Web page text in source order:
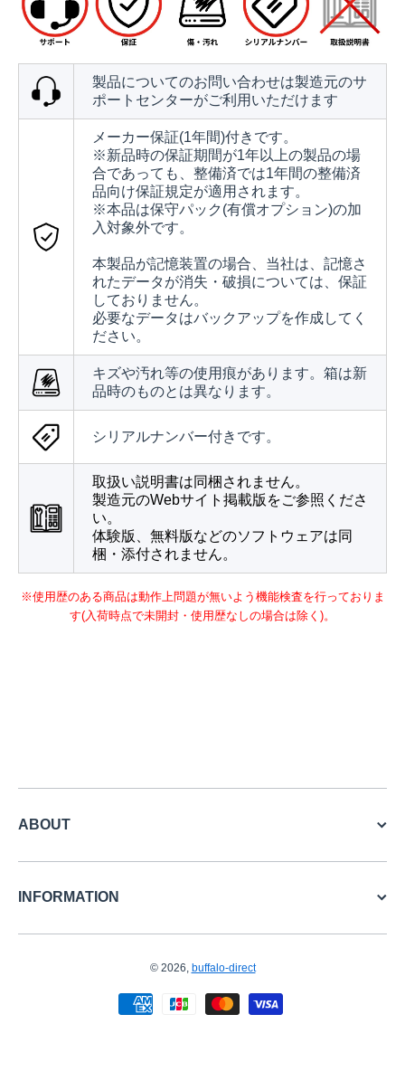
製品についてのお問い合わせは製造元のサ
ポートセンターがご利用いただけます
メーカー保証(1年間)付きです。
※新品時の保証期間が1年以上の製品の場
合であっても、整備済では1年間の整備済
品向け保証規定が適用されます。
※本品は保守パック(有償オプション)の加
入対象外です。
本製品が記憶装置の場合、当社は、記憶さ
れたデータが消失・破損については、保証
しておりません。
必要なデータはバックアップを作成してく
ださい。
キズや汚れ等の使用痕があります。箱は新
品時のものとは異なります。
シリアルナンバー付きです。
取扱い説明書は同梱されません。
製造元のWebサイト掲載版をご参照くださ
い。
体験版、無料版などのソフトウェアは同
梱・添付されません。
※使用歴のある商品は動作上問題が無いよう機能検査を行っておりま
す(入荷時点で未開封・使用歴なしの場合は除く)。
ABOUT
INFORMATION
© 2026, buffalo-direct
お支払い方法